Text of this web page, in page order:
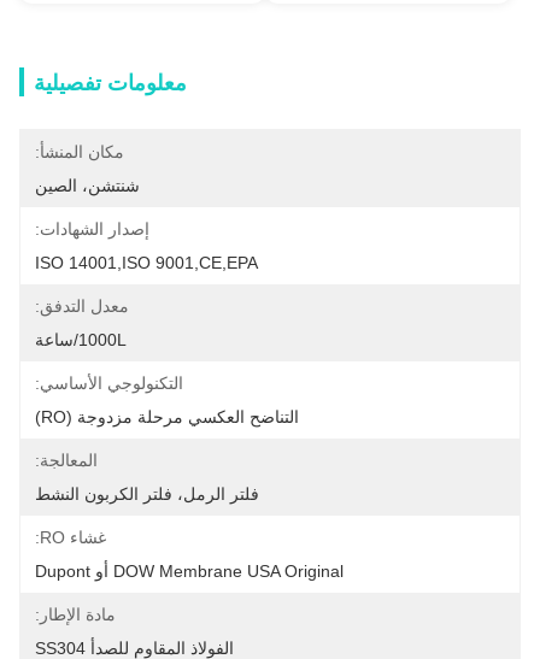
معلومات تفصيلية
مكان المنشأ:
شنتشن، الصين
إصدار الشهادات:
ISO 14001,ISO 9001,CE,EPA
معدل التدفق:
1000L/ساعة
التكنولوجي الأساسي:
التناضح العكسي مرحلة مزدوجة (RO)
المعالجة:
فلتر الرمل، فلتر الكربون النشط
غشاء RO:
DOW Membrane USA Original أو Dupont
مادة الإطار:
الفولاذ المقاوم للصدأ SS304